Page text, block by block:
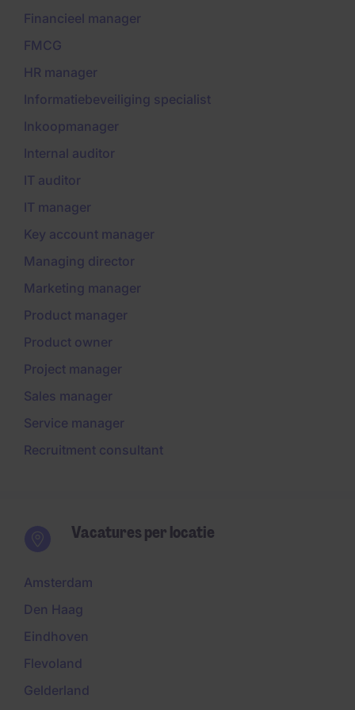
Financieel manager
FMCG
HR manager
Informatiebeveiliging specialist
Inkoopmanager
Internal auditor
IT auditor
IT manager
Key account manager
Managing director
Marketing manager
Product manager
Product owner
Project manager
Sales manager
Service manager
Recruitment consultant
Vacatures per locatie
Amsterdam
Den Haag
Eindhoven
Flevoland
Gelderland